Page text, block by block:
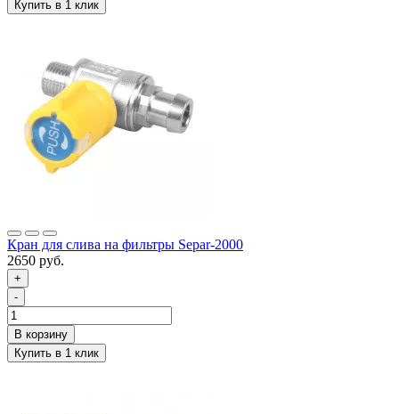
Кран для слива на фильтры Separ-2000
2650 руб.
+
-